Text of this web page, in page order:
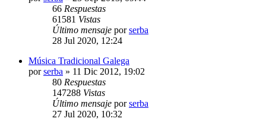
66 Respuestas
61581 Vistas
Último mensaje porserba
28 Jul 2020, 12:24
Música Tradicional Galega
porserba » 11 Dic 2012, 19:02
80 Respuestas
147288 Vistas
Último mensaje porserba
27 Jul 2020, 10:32